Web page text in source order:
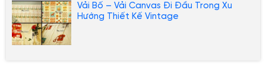
Vải Bố – Vải Canvas Đi Đầu Trong Xu
Hướng Thiết Kế Vintage